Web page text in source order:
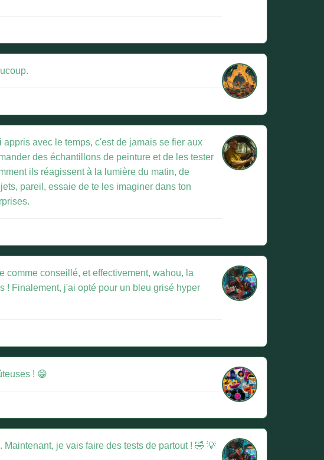
avec le temps, c'est de jamais se fier aux
des échantillons de peinture et de les tester
ils réagissent à la lumière du matin, de
pareil, essaie de te les imaginer dans ton
comme conseillé, et effectivement, wahou, la
! Finalement, j'ai opté pour un bleu grisé hyper
! 😁
je vais faire des tests de partout ! 🤣 💡